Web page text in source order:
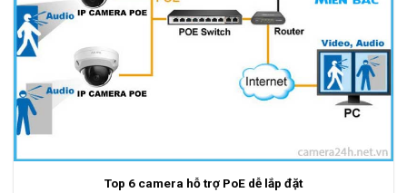
Top 6 camera hỗ trợ PoE dễ lắp đặt